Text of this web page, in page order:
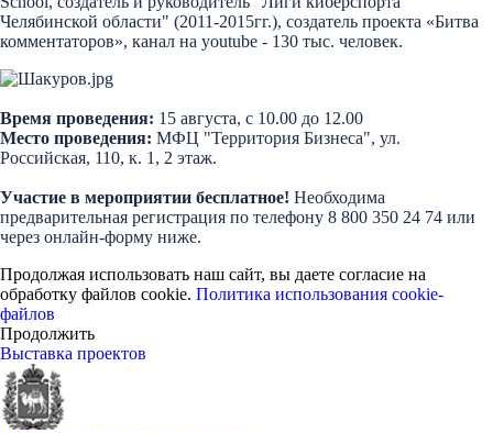
Челябинской области" (2011-2015гг.), создатель проекта «Битва
комментаторов», канал на youtube - 130 тыс. человек.
Время проведения: 15 августа, с 10.00 до 12.00
Место проведения: МФЦ "Территория Бизнеса", ул.
Российская, 110, к. 1, 2 этаж.
Участие в мероприятии бесплатное! Необходима
предварительная регистрация по телефону 8 800 350 24 74 или
через онлайн-форму ниже.
Продолжая использовать наш сайт, вы даете согласие на
обработку файлов cookie. Политика использования cookie-
файлов
Продолжить
Выставка проектов